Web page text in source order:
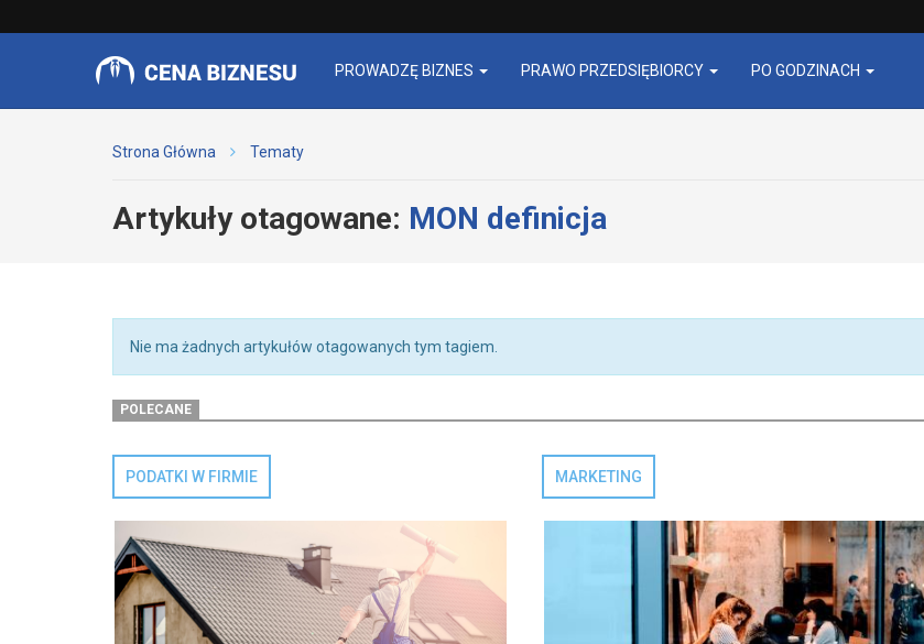
PROWADZĘ BIZNES PRAWO PRZEDSIĘBIORCY PO GODZINACH
Strona Główna Tematy
Artykuły otagowane: MON definicja
Nie ma żadnych artykułów otagowanych tym tagiem.
POLECANE
PODATKI W FIRMIE MARKETING